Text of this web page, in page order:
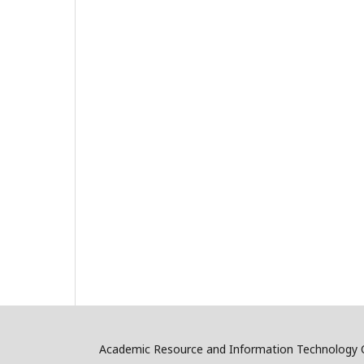
Academic Resource and Information Technology